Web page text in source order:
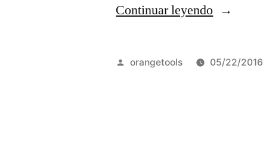
Continuar leyendo“Córdoba
del
Publicado
orangetools 05/22/2016